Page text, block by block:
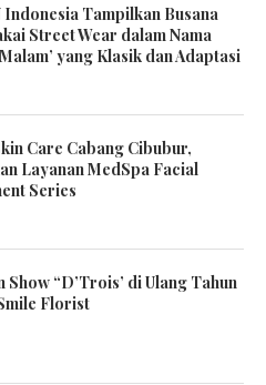
Indonesia Tampilkan Busana
Street Wear dalam Nama
yang Klasik dan Adaptasi
Care Cabang Cibubur,
Layanan MedSpa Facial
Series
Show “D’Trois’ di Ulang Tahun
Florist